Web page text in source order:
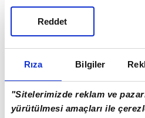
Rıza Bilgiler
"Sitelerimizde reklam ve
yürütülmesi amaçları ile
Reddet
dinlenme, kondisyon ve
Siyah-Beyazlılar,
yarınyapacağı idmanla